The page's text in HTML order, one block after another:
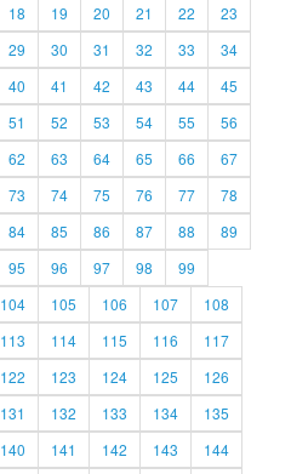
18 19 20 21 22
23
29 30 31 32 33
34
40 41 42 43 44
45
51 52 53 54 55
56
62 63 64 65 66
67
73 74 75 76 77
78
84 85 86 87 88
89
95 96 97 98
99
104 105 106 107
108
113 114 115 116
117
122 123 124 125
126
131 132 133 134
135
140 141 142 143
144